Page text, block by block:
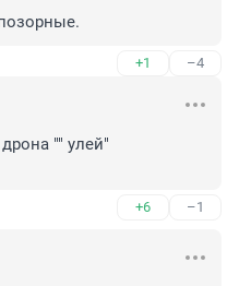
+1 –4
"" улей"
+6 –1